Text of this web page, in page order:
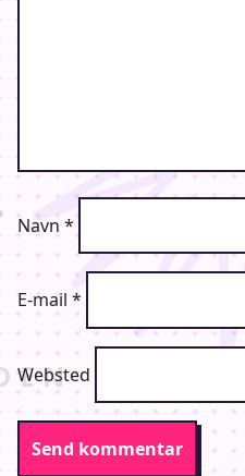
Navn *
E-mail *
Websted